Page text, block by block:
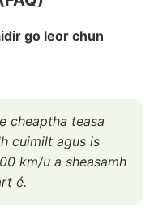
go leor chun
cheaptha teasa
cuimilt agus is
km/u a sheasamh
é.